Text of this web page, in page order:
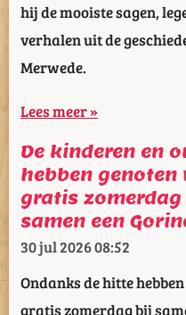
hij de mooiste sagen,
verhalen uit de
Merwede.
Lees meer »
De kinderen en
hebben genoten
gratis
samen een
30 jul 202608:52
Ondanks de hitte
gratis zomerdag bij